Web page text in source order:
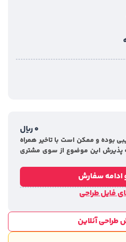
0ریال
بوده و ممکن است با تاخیر همراه
پذیرش این موضوع از سوی مشتری
سفارش
فایل طراحی
آنلاین